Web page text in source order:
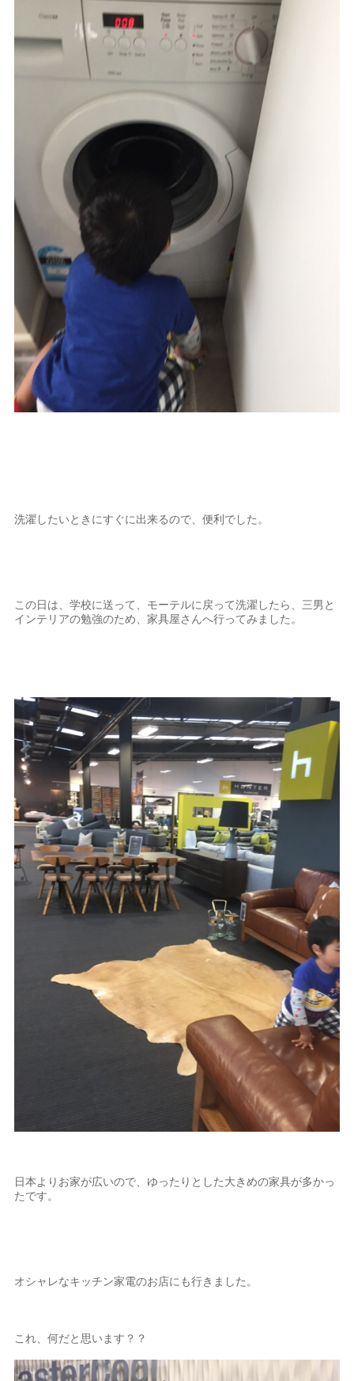
洗濯したいときにすぐに出来るので、便利でした。
この日は、学校に送って、モーテルに戻って洗濯したら、三男と
インテリアの勉強のため、家具屋さんへ行ってみました。
日本よりお家が広いので、ゆったりとした大きめの家具が多かっ
たです。
オシャレなキッチン家電のお店にも行きました。
これ、何だと思います？？